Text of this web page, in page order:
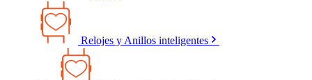
Relojes y Anillos inteligentes